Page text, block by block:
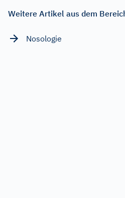
Weitere Artikel aus dem
Nosologie